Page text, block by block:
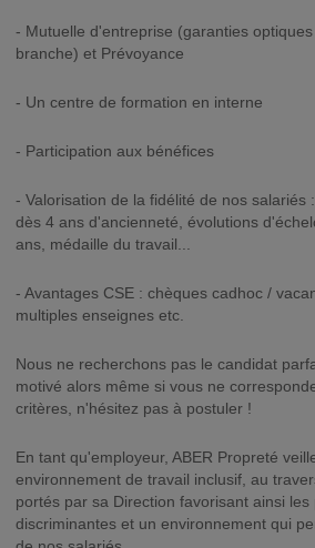
- Mutuelle d'entreprise (garanties
branche) et Prévoyance
- Un centre de formation en interne
- Participation aux bénéfices
- Valorisation de la fidélité de nos salariés
dès 4 ans d'ancienneté, évolutions
ans, médaille du travail...
- Avantages CSE : chèques cadhoc /
multiples enseignes etc.
Nous ne recherchons pas le candidat
motivé alors même si vous ne
critères, n'hésitez pas à postuler !
En tant qu'employeur, ABER Propreté
environnement de travail inclusif, au
portés par sa Direction favorisant ainsi les
discriminantes et un environnement qui